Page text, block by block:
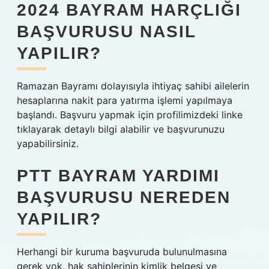
2024 BAYRAM HARÇLIĞI
BAŞVURUSU NASIL
YAPILIR?
Ramazan Bayramı dolayısıyla ihtiyaç sahibi ailelerin
hesaplarına nakit para yatırma işlemi yapılmaya
başlandı. Başvuru yapmak için profilimizdeki linke
tıklayarak detaylı bilgi alabilir ve başvurunuzu
yapabilirsiniz.
PTT BAYRAM YARDIMI
BAŞVURUSU NEREDEN
YAPILIR?
Herhangi bir kuruma başvuruda bulunulmasına
gerek yok, hak sahiplerinin kimlik belgesi ve